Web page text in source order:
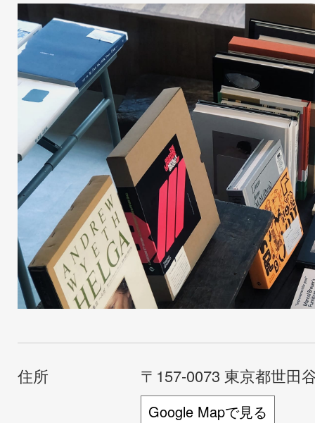
住所 〒157-0073 東京都世田
Google Mapで見る